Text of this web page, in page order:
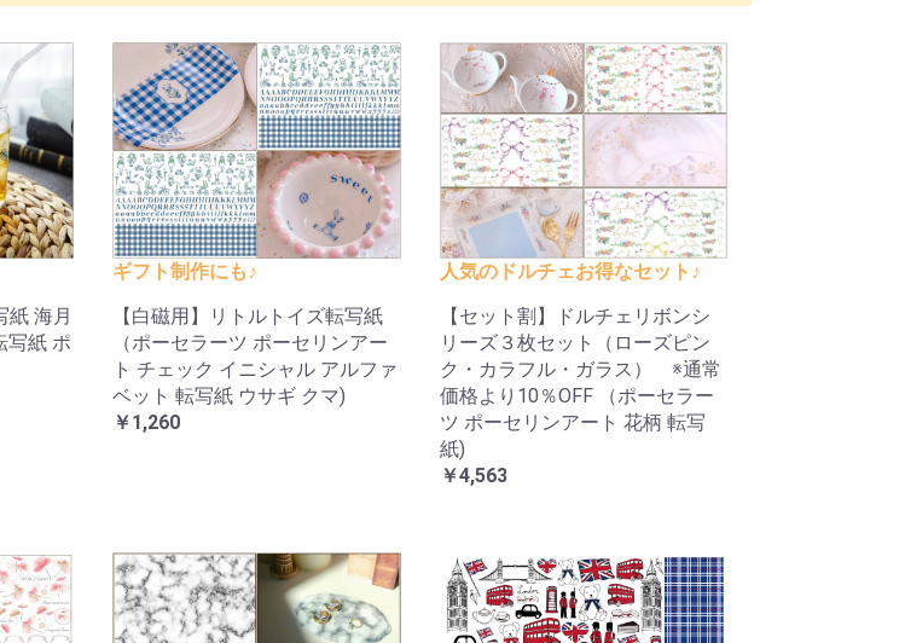
紙 海月
写紙 ポ
ギフト制作にも♪
【白磁用】リトルトイズ転写紙
（ポーセラーツ ポーセリンアー
ト チェック イニシャル アルファ
ベット 転写紙 ウサギ クマ)
￥1,260
人気のドルチェお得なセット♪
【セット割】ドルチェリボンシ
リーズ３枚セット（ローズピン
ク・カラフル・ガラス） ※通常
価格より10％OFF （ポーセラー
ツ ポーセリンアート 花柄 転写
紙)
￥4,563